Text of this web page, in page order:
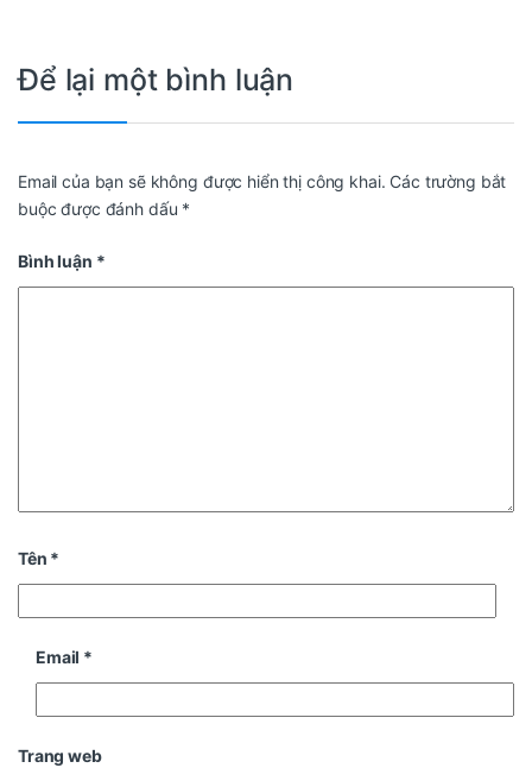
Để lại một bình luận
Email của bạn sẽ không được hiển thị công khai. Các trường bắt
buộc được đánh dấu *
Bình luận *
Tên *
Email *
Trang web